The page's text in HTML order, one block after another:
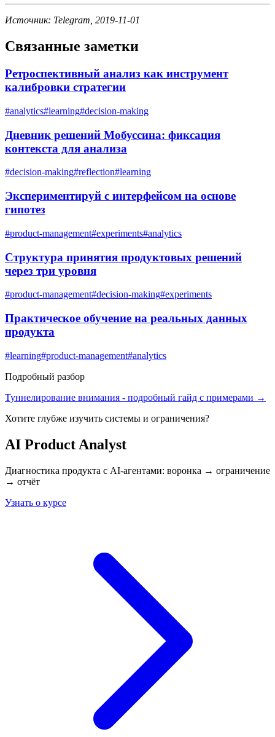
Источник: Telegram, 2019-11-01
Связанные заметки
Ретроспективный анализ как инструмент
калибровки стратегии
#analytics#learning#decision-making
Дневник решений Мобуссина: фиксация
контекста для анализа
#decision-making#reflection#learning
Экспериментируй с интерфейсом на основе
гипотез
#product-management#experiments#analytics
Структура принятия продуктовых решений
через три уровня
#product-management#decision-making#experiments
Практическое обучение на реальных данных
продукта
#learning#product-management#analytics
Подробный разбор
Туннелирование внимания - подробный гайд с примерами →
Хотите глубже изучить системы и ограничения?
AI Product Analyst
Диагностика продукта с AI-агентами: воронка → ограничение
→ отчёт
Узнать о курсе